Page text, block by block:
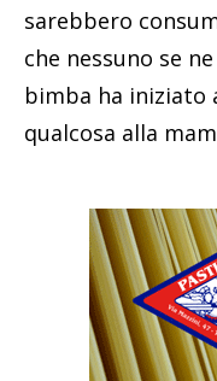
sarebbero
che nessuno se
bimba ha iniziato
qualcosa alla